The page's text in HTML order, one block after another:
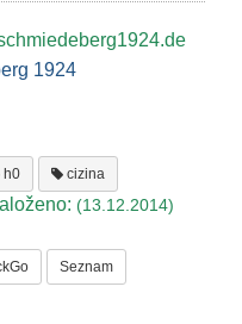
1924
h0 cizina
(13.12.2014)
Seznam